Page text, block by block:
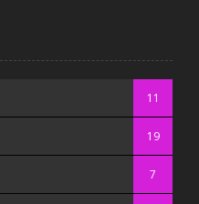
11
19
7